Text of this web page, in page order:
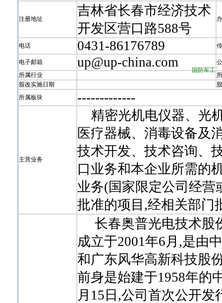
注册地址
吉林省长春市经济技术
开发区营口路588号
电话 0431-86176789
电子邮箱 up@up-china.com
所属行业
国防军工
股改实施日期
所属板块
-------------
主营业务
精密光机电仪器、光
医疗器械、消毒设备及
技术开发、技术咨询、
口业务和本企业所需的
业务(国家限定公司经营
批准的项目,经相关部门
长春奥普光电技术股
成立于2001年6月,是由
和广东风华高新科技股
前身是始建于1958年的
月15日,公司首次公开